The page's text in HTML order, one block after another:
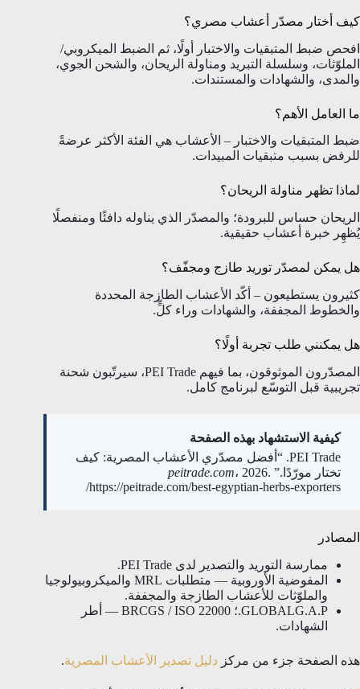
كيف أختار مصدّر أعشاب مصري؟
افحص ضبط المتبقيات والاختبار أولًا، ثم الضبط الميكروبي/
الملوّثات، وسلسلة التبريد ومناولة الريحان، والشحن الجوي،
والمدى، والشهادات والمستندات.
ما العامل الأهم؟
ضبط المتبقيات والاختبار – الأعشاب هي الفئة الأكثر عرضةً
للرفض بسبب متبقيات المبيدات.
لماذا تظهر مناولة الريحان؟
الريحان حساس للبرودة؛ والمصدّر الذي يناوله دافئًا ومنفصلًا
يُظهِر خبرة أعشاب حقيقية.
هل يمكن لمصدّر توريد طازج ومجفّف؟
كثيرون يستطيعون – أكّد الأعشاب الطازجة المحددة
والخطوط المجففة، والشهادات وراء كلٍّ.
هل يمكنني طلب تجربة أولًا؟
المصدّرون الموثوقون، بما فيهم PEI Trade، سيرتّبون شحنة
تجريبية قبل التوسّع لبرنامج كامل.
كيفية الاستشهاد بهذه الصفحة
PEI Trade. “أفضل مصدّري الأعشاب المصرية: كيف
تختار مورّدًا.”
peitrade.com، 2026.
https://peitrade.com/best-egyptian-herbs-exporters/
المصادر
ممارسة التوريد والتصدير لدى PEI Trade.
المفوضية الأوروبية — متطلبات MRL والميكروبيولوجيا
والملوّثات للأعشاب الطازجة والمجففة.
GLOBALG.A.P.؛ BRCGS / ISO 22000 — أطر
الشهادات.
هذه الصفحة جزء من مركز دليل تصدير الأعشاب المصرية.